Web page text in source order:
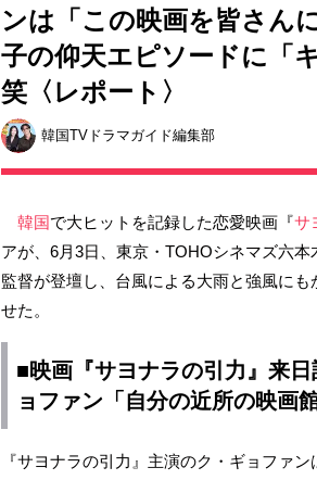
ンは「この映画を皆さん
子の仰天エピソードに「
笑〈レポート〉
韓国TVドラマガイド編集部
韓国で大ヒットを記録した恋愛映画『サ
アが、6月3日、東京・TOHOシネマズ六
監督が登壇し、台風による大雨と強風に
せた。
■映画『サヨナラの引力』来
ョファン「自分の近所の映画
『サヨナラの引力』主演のク・ギョファ